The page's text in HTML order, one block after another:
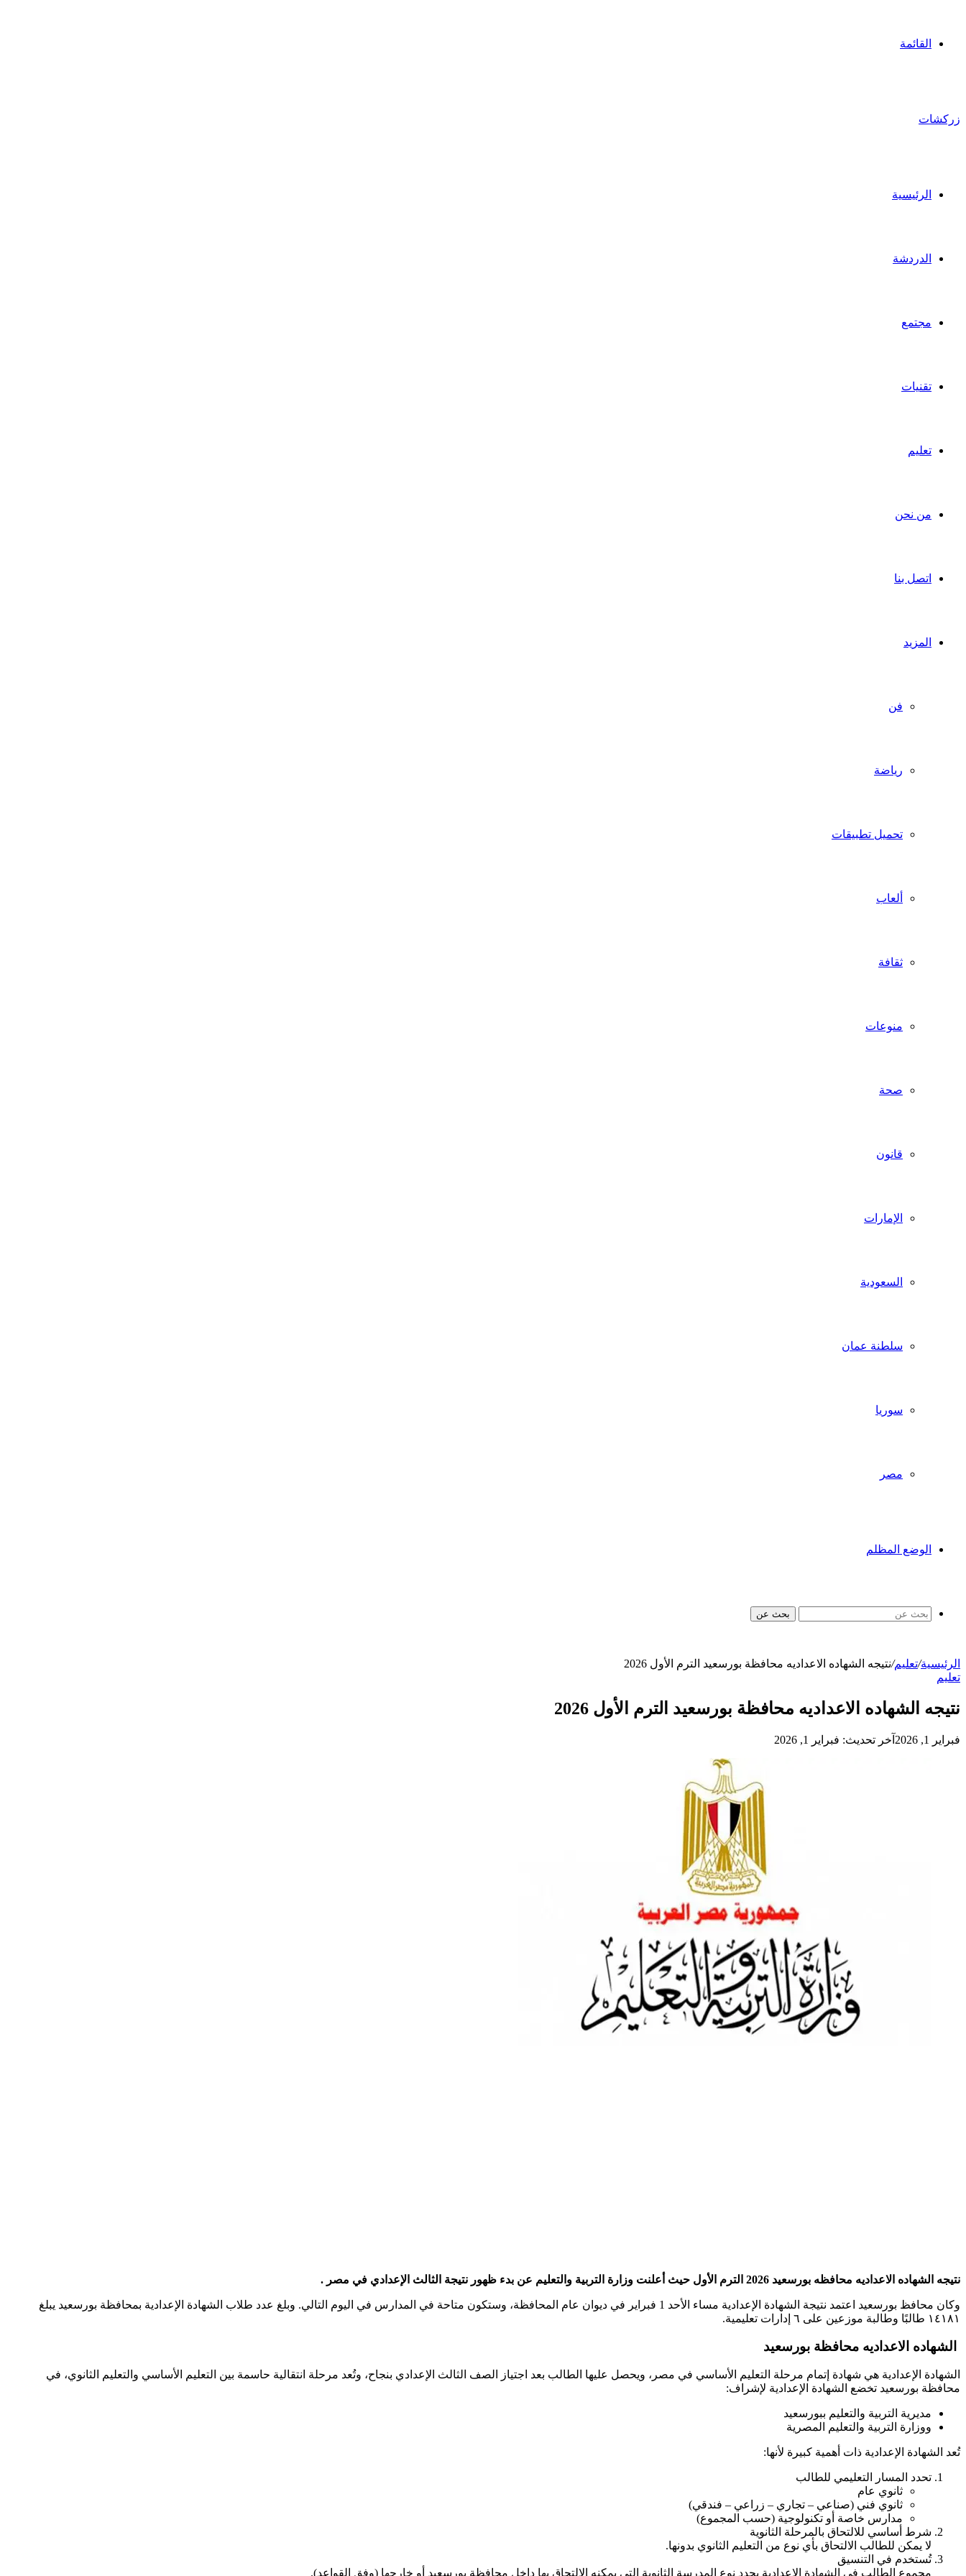
القائمة
زركشات
الرئيسية
الدردشة
مجتمع
تقنيات
تعليم
من نحن
اتصل بنا
المزيد
فن
رياضة
تحميل تطبيقات
ألعاب
ثقافة
منوعات
صحة
قانون
الإمارات
السعودية
سلطنة عمان
سوريا
مصر
الوضع المظلم
بحث عن
الرئيسية/تعليم/نتيجه الشهاده الاعداديه محافظة بورسعيد الترم الأول 2026
تعليم
نتيجه الشهاده الاعداديه محافظة بورسعيد الترم الأول 2026
فبراير 1, 2026 آخر تحديث: فبراير 1, 2026
نتيجه الشهاده الاعداديه محافظه بورسعيد 2026 الترم الأول حيث أعلنت وزارة التربية والتعليم عن بدء ظهور نتيجة الثالث الإعدادي في مصر .
وكان محافظ بورسعيد اعتمد نتيجة الشهادة الإعدادية مساء الأحد 1 فبراير في ديوان عام المحافظة، وستكون متاحة في المدارس في اليوم التالي. وبلغ عدد طلاب الشهادة الإعدادية بمحافظة بورسعيد يبلغ
١٤١٨١ طالبًا وطالبة موزعين على ٦ إدارات تعليمية.
الشهاده الاعداديه محافظة بورسعيد
الشهادة الإعدادية هي شهادة إتمام مرحلة التعليم الأساسي في مصر، ويحصل عليها الطالب بعد اجتياز الصف الثالث الإعدادي بنجاح، وتُعد مرحلة انتقالية حاسمة بين التعليم الأساسي والتعليم الثانوي، في
محافظة بورسعيد تخضع الشهادة الإعدادية لإشراف:
مديرية التربية والتعليم ببورسعيد
ووزارة التربية والتعليم المصرية
تُعد الشهادة الإعدادية ذات أهمية كبيرة لأنها:
تحدد المسار التعليمي للطالب
ثانوي عام
ثانوي فني (صناعي – تجاري – زراعي – فندقي)
مدارس خاصة أو تكنولوجية (حسب المجموع)
شرط أساسي للالتحاق بالمرحلة الثانوية
لا يمكن للطالب الالتحاق بأي نوع من التعليم الثانوي بدونها.
تُستخدم في التنسيق
مجموع الطالب في الشهادة الإعدادية يحدد نوع المدرسة الثانوية التي يمكنه الالتحاق بها داخل محافظة بورسعيد أو خارجها (وفق القواعد).